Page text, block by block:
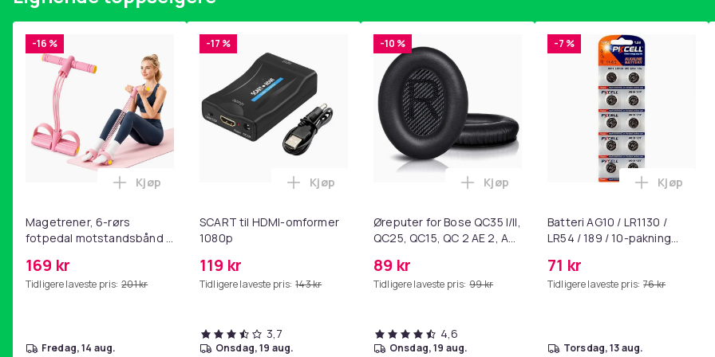
-16 %
Magetrener, 6-rørs
fotpedal motstandsbånd -
yoga og
hjemmegymnastikk Pink
169 kr
Tidligere laveste pris: 201 kr
Legg Magetrener, 6-rørs fotpedal motstandsbånd - mage- og kjernetrening, yoga og
Kjøp
fredag, 14 aug.
-17 %
SCART til HDMI-omformer
1080p
119 kr
Tidligere laveste pris: 143 kr
Legg SCART til HDMI-omformer 1080p i handlekurven
Kjøp
3,7
onsdag, 19 aug.
-10 %
Øreputer for Bose QC35 I/II,
QC25, QC15, QC 2 AE 2, AE
SoundLink Black
89 kr
Tidligere laveste pris: 99 kr
Legg Øreputer for Bose QC35 I/II, QC25,
Kjøp
4,6
onsdag, 19 aug.
-7 %
Batteri AG10 / LR1130 /
LR54 / 189 / 10-pakning
71 kr
Tidligere laveste pris: 76 kr
Legg
Kjøp
torsdag, 13 aug.